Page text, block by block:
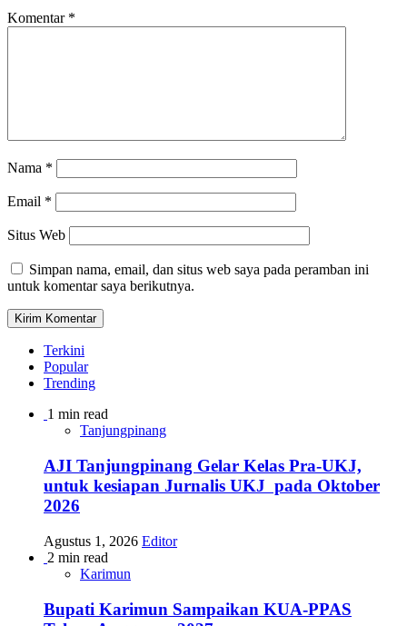
Komentar *
Nama *
Email *
Situs Web
Simpan nama, email, dan situs web saya pada peramban ini
untuk komentar saya berikutnya.
Terkini
Popular
Trending
1 min read
Tanjungpinang
AJI Tanjungpinang Gelar Kelas Pra-UKJ,
untuk kesiapan Jurnalis UKJ pada Oktober
2026
Agustus 1, 2026 Editor
2 min read
Karimun
Bupati Karimun Sampaikan KUA-PPAS